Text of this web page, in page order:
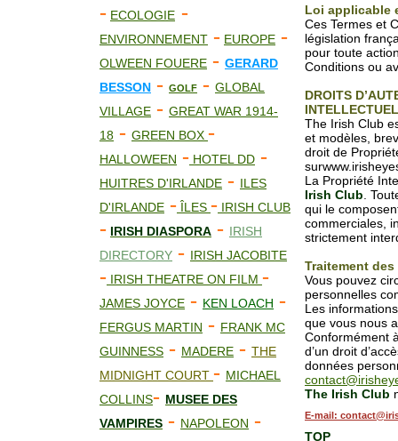
- ECOLOGIE -
ENVIRONNEMENT - EUROPE -
OLWEEN FOUERE - GERARD
BESSON - GOLF - GLOBAL
VILLAGE - GREAT WAR 1914-
18 - GREEN BOX -
HALLOWEEN - HOTEL DD -
HUITRES D'IRLANDE - ILES
D'IRLANDE - ÎLES - IRISH CLUB
- IRISH DIASPORA - IRISH
DIRECTORY - IRISH JACOBITE
- IRISH THEATRE ON FILM -
JAMES JOYCE - KEN LOACH -
FERGUS MARTIN - FRANK MC
GUINNESS - MADERE - THE
MIDNIGHT COURT - MICHAEL
COLLINS- MUSEE DES
VAMPIRES - NAPOLEON -
Loi applicable
Ces Termes et
législation
pour toute
Conditions ou
DROITS
The Irish Club
et modèles,
droit de
La Propriété
Irish Club .
qui le
commerciales,
strictement
Traitement
Vous pouvez
personnelles
Les
que vous nous
Conformément
d’un droit
données
The Irish Club
E-mail:
TOP